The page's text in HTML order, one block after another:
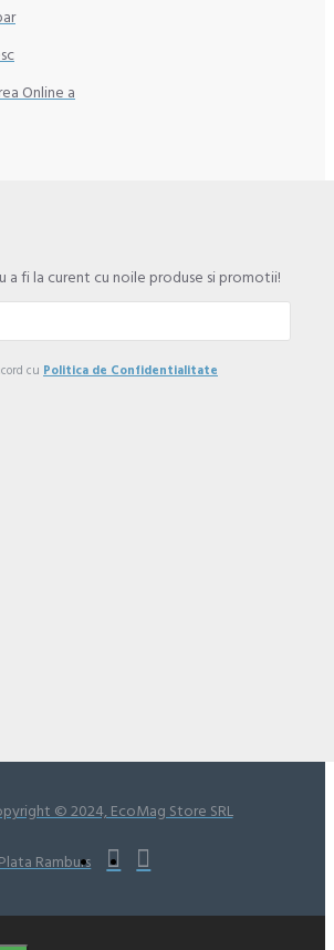
Online a
fi la curent cu noile produse si promotii!
cu Politica de Confidentialitate
© 2024, EcoMag Store SRL
Plata Ramburs